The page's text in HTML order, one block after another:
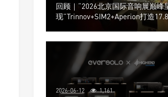
回顾｜“2026北京国际音响展巅峰
现”Trinnov+SIM2+Aperion打造
2026-06-12 1,161